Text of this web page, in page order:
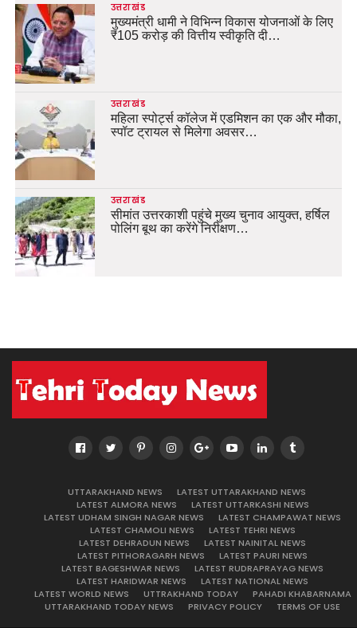
उत्तराखंड
मुख्यमंत्री धामी ने विभिन्न विकास योजनाओं के लिए
₹105 करोड़ की वित्तीय स्वीकृति दी…
उत्तराखंड
महिला स्पोर्ट्स कॉलेज में एडमिशन का एक और मौका,
स्पॉट ट्रायल से मिलेगा अवसर…
उत्तराखंड
सीमांत उत्तरकाशी पहुंचे मुख्य चुनाव आयुक्त, हर्षिल
पोलिंग बूथ का करेंगे निरीक्षण…
UTTARAKHAND NEWS
LATEST UTTARAKHAND NEWS
LATEST ALMORA NEWS
LATEST UTTARKASHI NEWS
LATEST UDHAM SINGH NAGAR NEWS
LATEST CHAMPAWAT NEWS
LATEST CHAMOLI NEWS
LATEST TEHRI NEWS
LATEST DEHRADUN NEWS
LATEST NAINITAL NEWS
LATEST PITHORAGARH NEWS
LATEST PAURI NEWS
LATEST BAGESHWAR NEWS
LATEST RUDRAPRAYAG NEWS
LATEST HARIDWAR NEWS
LATEST NATIONAL NEWS
LATEST WORLD NEWS
UTTRAKHAND TODAY
PAHADI KHABARNAMA
UTTARAKHAND TODAY NEWS
PRIVACY POLICY TERMS OF USE